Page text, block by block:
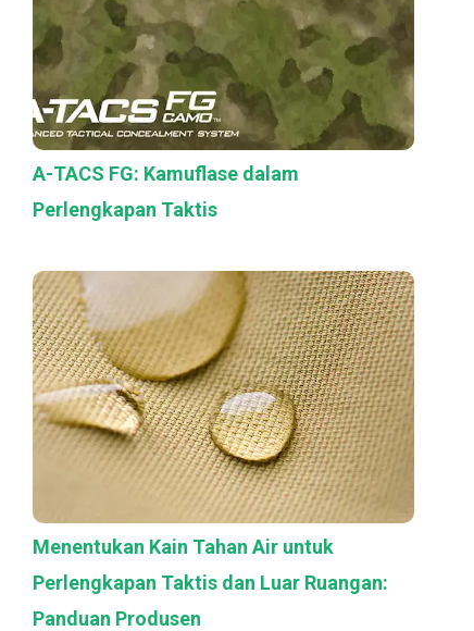
A-TACS FG: Kamuflase dalam
Perlengkapan Taktis
Menentukan Kain Tahan Air untuk
Perlengkapan Taktis dan Luar Ruangan:
Panduan Produsen